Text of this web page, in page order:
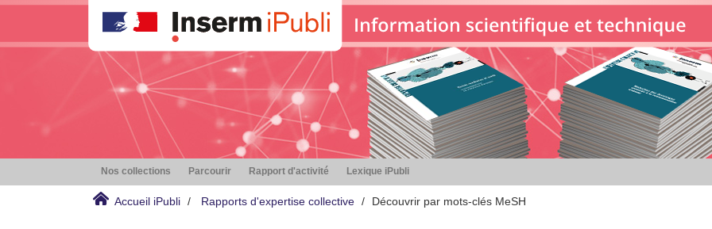
Nos collections Parcourir Rapport d'activité Lexique iPubli
Accueil iPubli Rapports d'expertise collective Découvrir par mots-clés MeSH